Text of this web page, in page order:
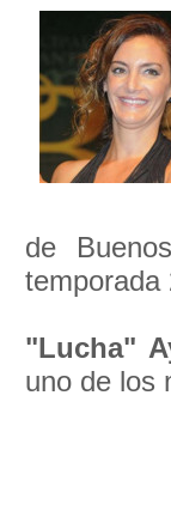
de
temporada
"Lucha"
uno de los